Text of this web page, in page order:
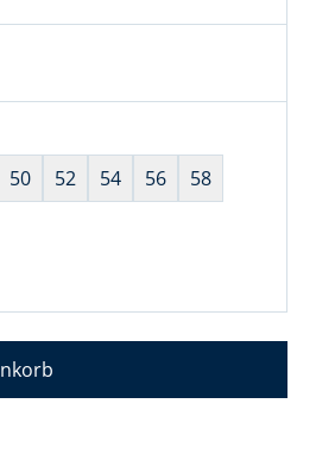
Fit. für Informationen zu
50 52 54 56
58